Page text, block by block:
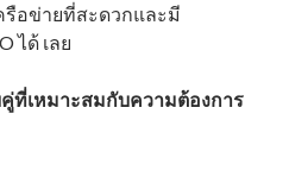
รือข่ายที่สะดวกและมี
ได้ เลย
ที่เหมาะสมกับความต้องการ